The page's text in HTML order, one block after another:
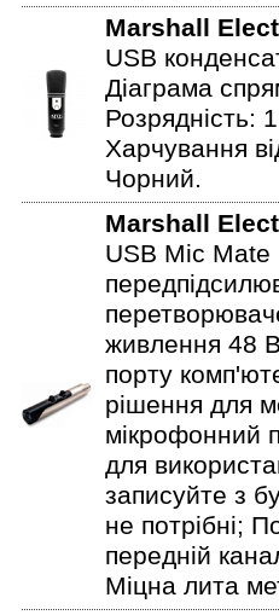
Marshall
USB
Діаграма
Розрядність:
Харчування
Чорний.
Marshall
USB Mic
живлення 48
порту
рішення для
мікрофонний
для
записуйте з
не потрібні;
передній
Міцна лита